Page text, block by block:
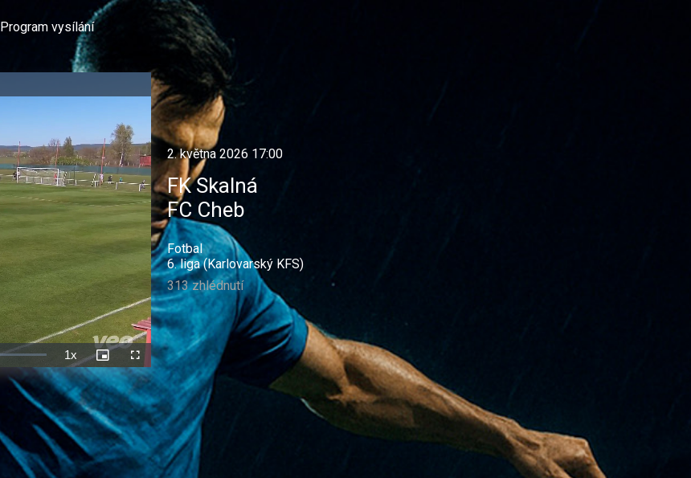
Program vysílání
1xRychlost
přehrávání
Picture-
in-
Picture
Celá
obrazovka
2. května 2026 17:00
FK Skalná
FC Cheb
Fotbal
6. liga (Karlovarský KFS)
313 zhlédnutí